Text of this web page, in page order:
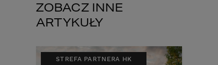
ZOBACZ INNE
ARTYKUŁY
STREFA PARTNERA HK